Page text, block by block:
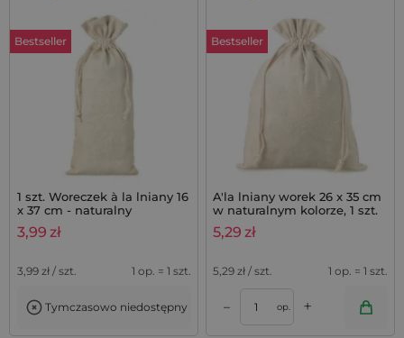
Bestseller
1 szt. Woreczek à la lniany 16
x 37 cm - naturalny
3,99 zł
3,99 zł / szt. 1 op. = 1 szt.
Tymczasowo niedostępny
Bestseller
A'la lniany worek 26 x 35 cm
w naturalnym kolorze, 1 szt.
5,29 zł
5,29 zł / szt. 1 op. = 1 szt.
– op. +